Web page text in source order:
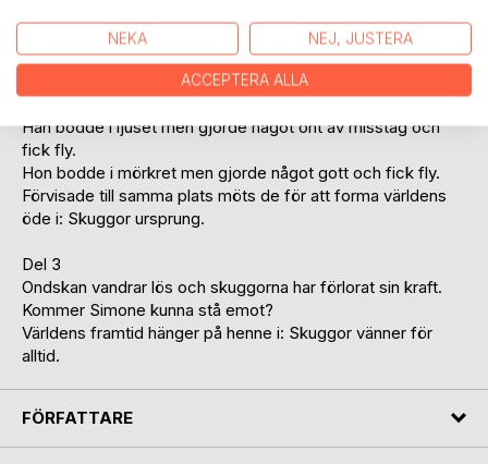
och möt... hennes egen skugga som visar henne en värld
av nya möjligheter i: Skuggor.
Del 2
Han bodde i ljuset men gjorde något ont av misstag och
fick fly.
Hon bodde i mörkret men gjorde något gott och fick fly.
Förvisade till samma plats möts de för att forma världens
öde i: Skuggor ursprung.
Del 3
Ondskan vandrar lös och skuggorna har förlorat sin kraft.
Kommer Simone kunna stå emot?
Världens framtid hänger på henne i: Skuggor vänner för
alltid.
FÖRFATTARE
NEKA NEJ, JUSTERA
ACCEPTERA ALLA